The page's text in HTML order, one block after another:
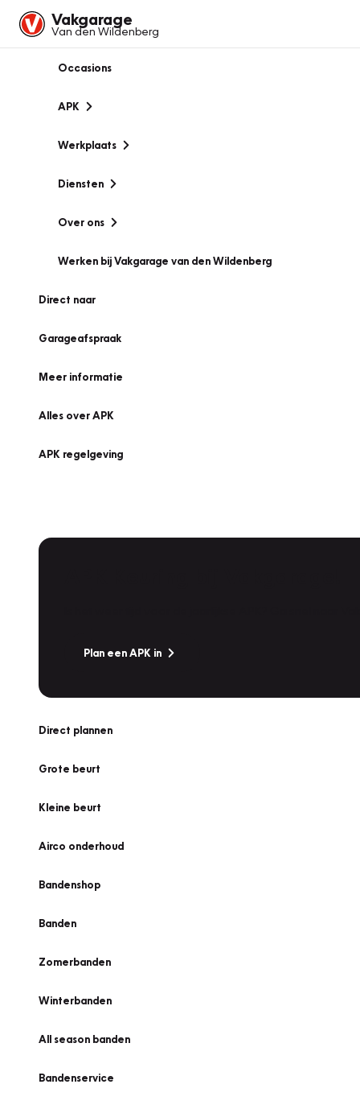
Vakgarage
Van den Wildenberg
Occasions
APK
Werkplaats
Diensten
Over ons
Werken bij Vakgarage van den Wildenberg
Direct naar
Garageafspraak
Meer informatie
Alles over APK
APK regelgeving
Plan een APK in
Direct plannen
Grote beurt
Kleine beurt
Airco onderhoud
Bandenshop
Banden
Zomerbanden
Winterbanden
All season banden
Bandenservice